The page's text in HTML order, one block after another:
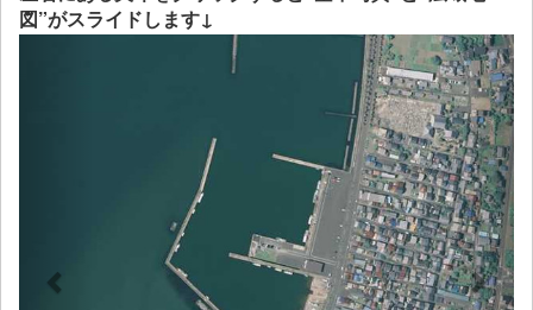
図”がスライドします↓
Next